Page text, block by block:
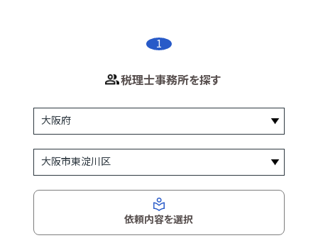
1
税理士事務所を探す
依頼内容を選択